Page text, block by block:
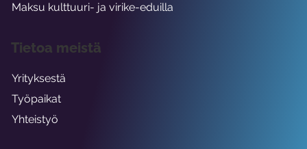
Maksu kulttuuri- ja virike-eduilla
Tietoa meistä
Yrityksestä
Työpaikat
Yhteistyö